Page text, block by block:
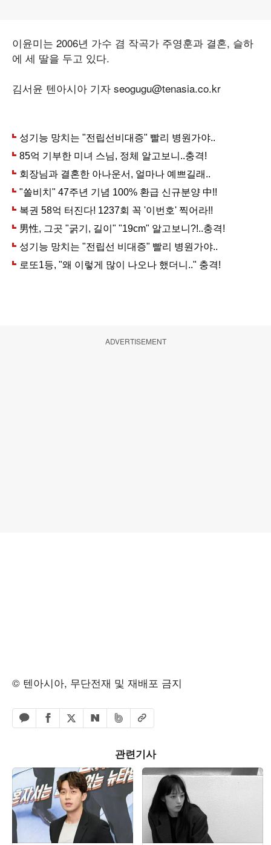
이윤미는 2006년 가수 겸 작곡가 주영훈과 결혼, 슬하
에 세 딸을 두고 있다.
김서윤 텐아시아 기자 seogugu@tenasia.co.kr
ADVERTISEMENT
© 텐아시아, 무단전재 및 재배포 금지
카카오톡 공유하기
페이스북 공유하기
엑스 공유하기
네이버 공유하기
밴드 공유하기
URL복사
관련기사